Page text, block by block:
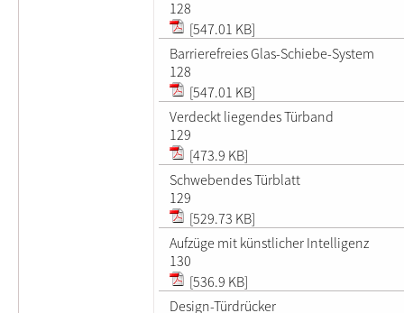
128
[547.01 KB]
Barrierefreies Glas-Schiebe-System
128
[547.01 KB]
Verdeckt liegendes Türband
129
[473.9 KB]
Schwebendes Türblatt
129
[529.73 KB]
Aufzüge mit künstlicher Intelligenz
130
[536.9 KB]
Design-Türdrücker